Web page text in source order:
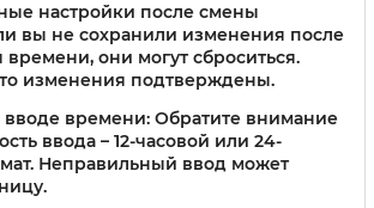
настройки после смены
вы не сохранили изменения после
времени, они могут сброситься.
изменения подтверждены.
времени: Обратите внимание
ввода – 12-часовой или 24-
Неправильный ввод может